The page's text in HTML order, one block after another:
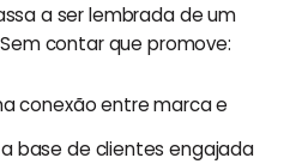
a ser lembrada de um
contar que promove:
conexão entre marca e
base de clientes engajada